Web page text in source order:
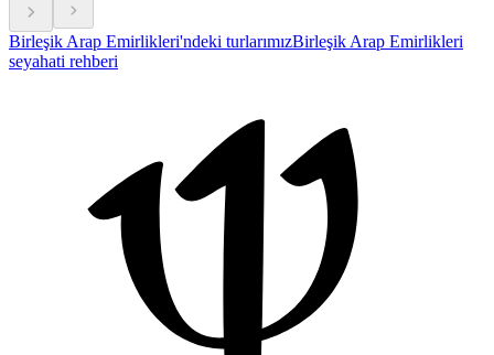
Birleşik Arap Emirlikleri'ndeki turlarımızBirleşik Arap Emirlikleri
seyahati rehberi